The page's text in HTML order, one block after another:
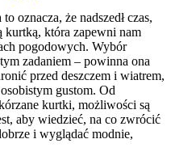
oznacza, że nadszedł czas,
kurtką, która zapewni nam
pogodowych. Wybór
zadaniem – powinna ona
przed deszczem i wiatrem,
gustom. Od
kurtki, możliwości są
aby wiedzieć, na co zwrócić
i wyglądać modnie,